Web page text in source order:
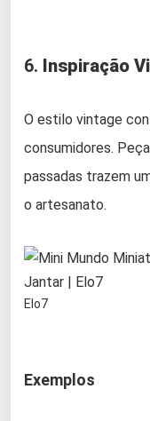
6. Inspiração
O estilo vintage
consumidores.
passadas trazem
o artesanato.
Elo7
Exemplos